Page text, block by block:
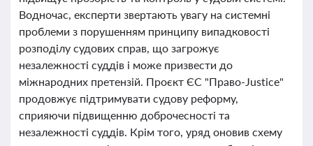
Водночас, експерти звертають увагу на системні
проблеми з порушенням принципу випадковості
розподілу судових справ, що загрожує
незалежності суддів і може призвести до
міжнародних претензій. Проєкт ЄС "Право-Justice"
продовжує підтримувати судову реформу,
сприяючи підвищенню доброчесності та
незалежності суддів. Крім того, уряд оновив схему